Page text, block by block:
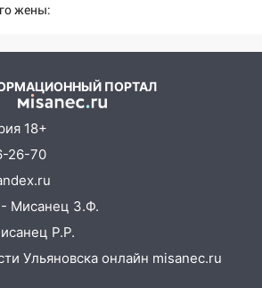
жены:
ПОРТАЛ
18+
26-70
- Мисанец З.Ф.
Р.Р.
Ульяновска онлайн misanec.ru